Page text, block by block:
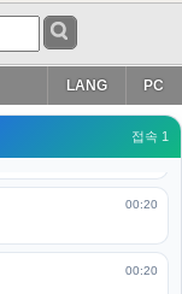
PC
LANG
접속 1
00:19
00:19
00:19
었었네요
00:20
00:20